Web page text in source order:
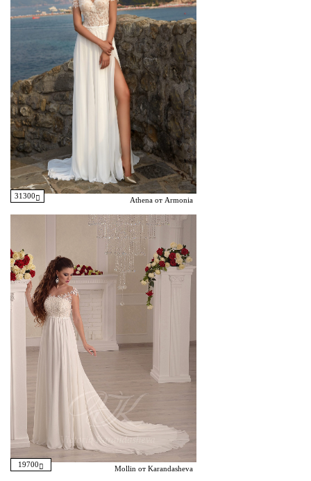
31300 Athena от Armonia
19700 Mollin от Karandasheva